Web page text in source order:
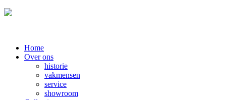
Home
Over ons
historie
vakmensen
service
showroom